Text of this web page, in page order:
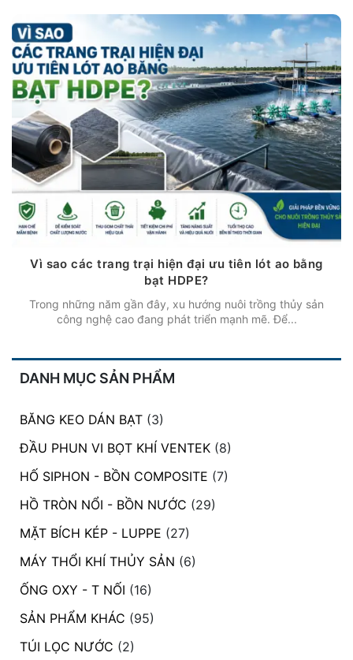
Vì sao các trang trại hiện đại ưu tiên lót ao bằng
bạt HDPE?
Trong những năm gần đây, xu hướng nuôi trồng thủy sản
công nghệ cao đang phát triển mạnh mẽ. Để...
DANH MỤC SẢN PHẨM
BĂNG KEO DÁN BẠT (3)
ĐẦU PHUN VI BỌT KHÍ VENTEK (8)
HỐ SIPHON - BỒN COMPOSITE (7)
HỒ TRÒN NỔI - BỒN NƯỚC (29)
MẶT BÍCH KÉP - LUPPE (27)
MÁY THỔI KHÍ THỦY SẢN (6)
ỐNG OXY - T NỐI (16)
SẢN PHẨM KHÁC (95)
TÚI LỌC NƯỚC (2)